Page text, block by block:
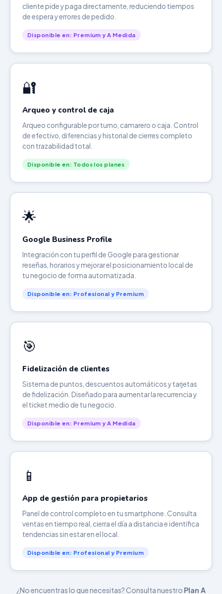
cliente pide y paga directamente, reduciendo tiempos
de espera y errores de pedido.
Disponible en: Premium y A Medida
🔐
Arqueo y control de caja
Arqueo configurable por turno, camarero o caja. Control
de efectivo, diferencias y historial de cierres completo
con trazabilidad total.
Disponible en: Todos los planes
🌟
Google Business Profile
Integración con tu perfil de Google para gestionar
reseñas, horarios y mejorar el posicionamiento local de
tu negocio de forma automatizada.
Disponible en: Profesional y Premium
🎯
Fidelización de clientes
Sistema de puntos, descuentos automáticos y tarjetas
de fidelización. Diseñado para aumentar la recurrencia y
el ticket medio de tu negocio.
Disponible en: Premium y A Medida
📱
App de gestión para propietarios
Panel de control completo en tu smartphone. Consulta
ventas en tiempo real, cierra el día a distancia e identifica
tendencias sin estar en el local.
Disponible en: Profesional y Premium
¿No encuentras lo que necesitas? Consulta nuestro Plan A